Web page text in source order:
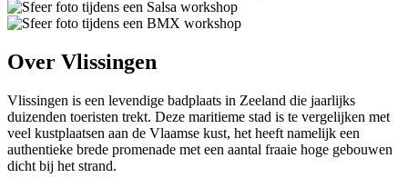
Over Vlissingen
Vlissingen is een levendige badplaats in Zeeland die jaarlijks
duizenden toeristen trekt. Deze maritieme stad is te vergelijken met
veel kustplaatsen aan de Vlaamse kust, het heeft namelijk een
authentieke brede promenade met een aantal fraaie hoge gebouwen
dicht bij het strand.